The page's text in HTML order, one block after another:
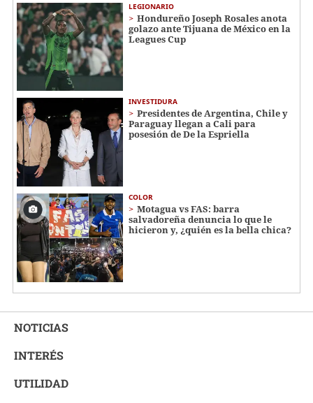
LEGIONARIO
Hondureño Joseph Rosales anota
golazo ante Tijuana de México en la
Leagues Cup
INVESTIDURA
Presidentes de Argentina, Chile y
Paraguay llegan a Cali para
posesión de De la Espriella
COLOR
Motagua vs FAS: barra
salvadoreña denuncia lo que le
hicieron y, ¿quién es la bella chica?
NOTICIAS
INTERÉS
UTILIDAD